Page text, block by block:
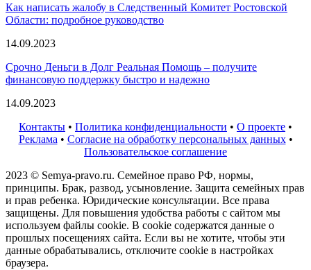
Как написать жалобу в Следственный Комитет Ростовской
Области: подробное руководство
14.09.2023
Срочно Деньги в Долг Реальная Помощь – получите
финансовую поддержку быстро и надежно
14.09.2023
Контакты • Политика конфиденциальности • О проекте •
Реклама • Согласие на обработку персональных данных•
Пользовательское соглашение
2023 © Semya-pravo.ru. Семейное право РФ, нормы,
принципы. Брак, развод, усыновление. Защита семейных прав
и прав ребенка. Юридические консультации. Все права
защищены. Для повышения удобства работы с сайтом мы
используем файлы cookie. В cookie содержатся данные о
прошлых посещениях сайта. Если вы не хотите, чтобы эти
данные обрабатывались, отключите cookie в настройках
браузера.